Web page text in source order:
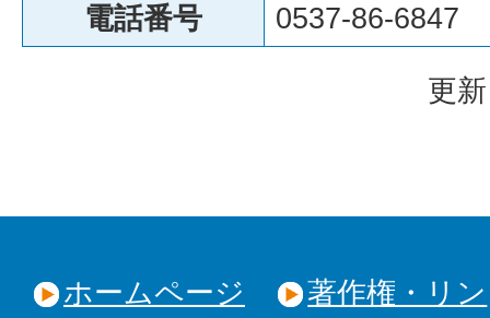
電話番号
0537-86-6847
更
ホームページ
著作権・リン